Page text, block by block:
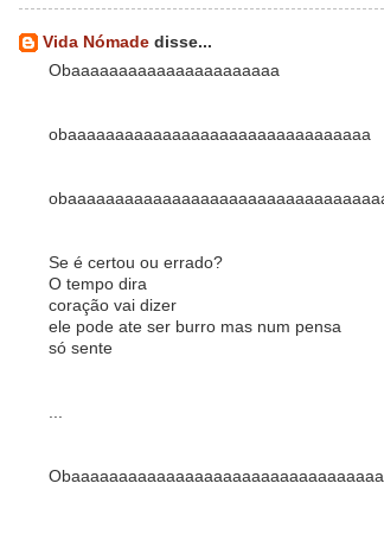
Vida Nómade disse...
Obaaaaaaaaaaaaaaaaaaaaaa
obaaaaaaaaaaaaaaaaaaaaaaaaaaaaaaaa
Se é certou ou errado?
O tempo dira
coração vai dizer
ele pode ate ser burro mas num pensa
só sente